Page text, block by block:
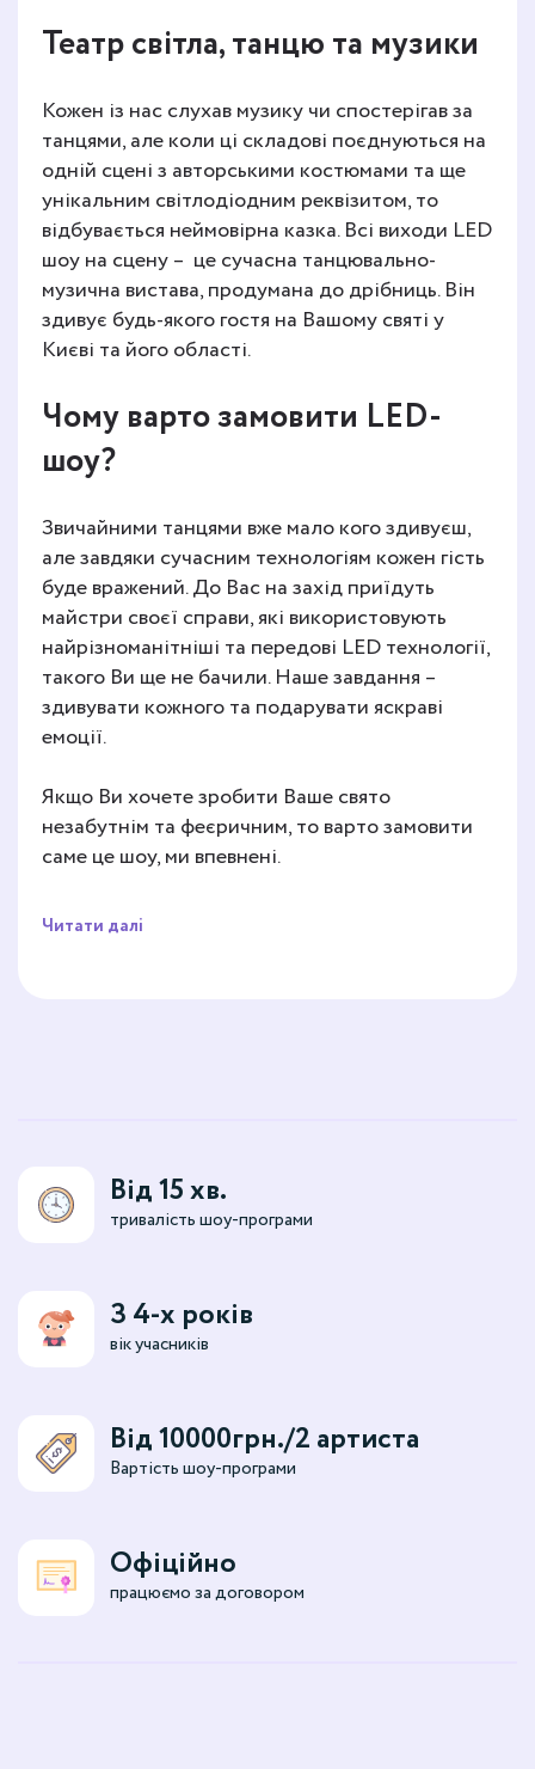
Театр світла, танцю та музики
Кожен із нас слухав музику чи спостерігав за
танцями, але коли ці складові поєднуються на
одній сцені з авторськими костюмами та ще
унікальним світлодіодним реквізитом, то
відбувається неймовірна казка. Всі виходи LED
шоу на сцену – це сучасна танцювально-
музична вистава, продумана до дрібниць. Він
здивує будь-якого гостя на Вашому святі у
Києві та його області.
Чому варто замовити LED-
шоу?
Звичайними танцями вже мало кого здивуєш,
але завдяки сучасним технологіям кожен гість
буде вражений. До Вас на захід приїдуть
майстри своєї справи, які використовують
найрізноманітніші та передові LED технології,
такого Ви ще не бачили. Наше завдання –
здивувати кожного та подарувати яскраві
емоції.
Якщо Ви хочете зробити Ваше свято
незабутнім та феєричним, то варто замовити
саме це шоу, ми впевнені.
Читати далі
Від 15 хв.
тривалість шоу-програми
З 4-х років
вік учасників
Від 10000грн./2 артиста
Вартість шоу-програми
Офіційно
працюємо за договором